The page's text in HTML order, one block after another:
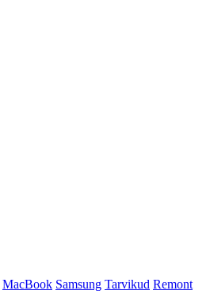
MacBook Samsung Tarvikud Remont